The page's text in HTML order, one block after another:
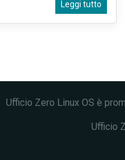
Leggi tutto
Ufficio Zero Linux OS è
Ufficio